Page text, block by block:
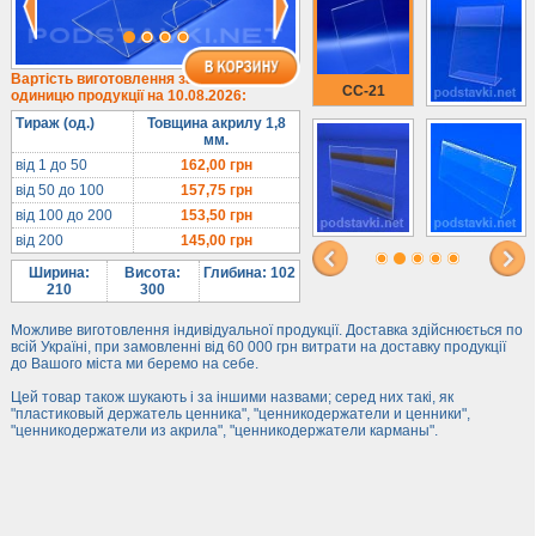
Під солодке
Для хот-догів
Лототрони
Ящики з акрилу
Цінники
Засоби захисту
Інформ. стенди
Підлогові стійки
Вартість виготовлення за
одиницю продукції на 10.08.2026:
Тираж (од.)
Товщина акрилу 1,8
мм.
від 1 до 50
162,00грн
від 50 до 100
157,75грн
від 100 до 200
153,50грн
від 200
145,00грн
Ширина:
210
Висота:
300
Глибина: 102
Можливе виготовлення індивідуальної продукції. Доставка здійснюється по
всій Україні, при замовленні від 60 000 грн витрати на доставку продукції
до Вашого міста ми беремо на себе.
Цей товар також шукають і за іншими назвами; серед них такі, як
"пластиковый держатель ценника", "ценникодержатели и ценники",
"ценникодержатели из акрила", "ценникодержатели карманы".
CC-21